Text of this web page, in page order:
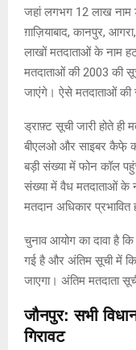
जहां लगभग 12 लाख नाम
ग़ाज़ियाबाद, कानपुर,
लाखों मतदाताओं के नाम
मतदाताओं की 2003 की
जाएंगे। ऐसे मतदाताओं की
ड्राफ़्ट सूची जारी होते ही
बीएलओ और साइबर कैफे़
बड़ी संख्या में फोन कॉल
संख्या में वैध मतदाताओं के
मतदान अधिकार प्रभावित
चुनाव आयोग का दावा है
गई है और अंतिम सूची में
जाएगा। अंतिम मतदाता
जौनपुर: सभी
गिरावट